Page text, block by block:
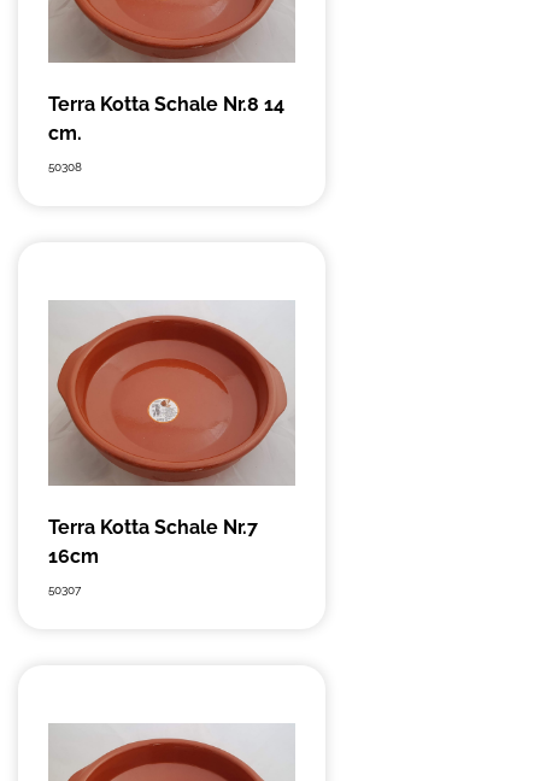
Terra Kotta Schale Nr.8 14
cm.
50308
Terra Kotta Schale Nr.7
16cm
50307